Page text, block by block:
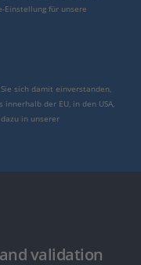
Einstellung für unsere
sich damit einverstanden,
der EU, in den USA,
in unserer
validation